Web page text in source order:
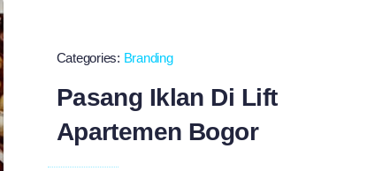
Categories: Branding
Pasang Iklan Di Lift
Apartemen Bogor